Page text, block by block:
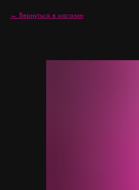
Вернуться в магазин